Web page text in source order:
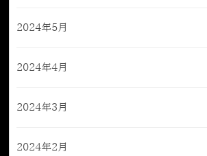
2024年5月
2024年4月
2024年3月
2024年2月